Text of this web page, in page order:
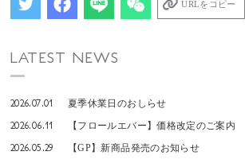
URLをコピー
LATEST NEWS
2026.07.01 夏季休業日のおしらせ
2026.06.11 【フロールエバー】価格改定のご案内
2026.05.29 【GP】新商品発売のお知らせ